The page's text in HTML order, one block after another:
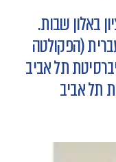
באלון שבות.
(הפקולטה
תל אביב
תל אביב